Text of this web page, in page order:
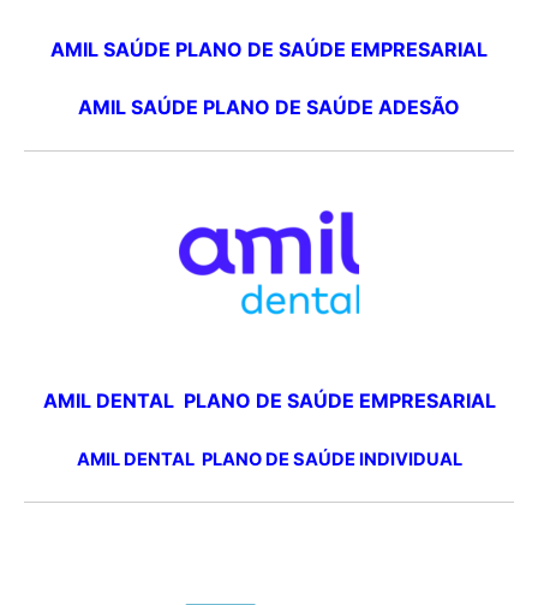
AMIL SAÚDE PLANO DE SAÚDE EMPRESARIAL
AMIL SAÚDE PLANO DE SAÚDE ADESÃO
AMIL DENTAL PLANO DE SAÚDE EMPRESARIAL
AMIL DENTAL PLANO DE SAÚDE INDIVIDUAL